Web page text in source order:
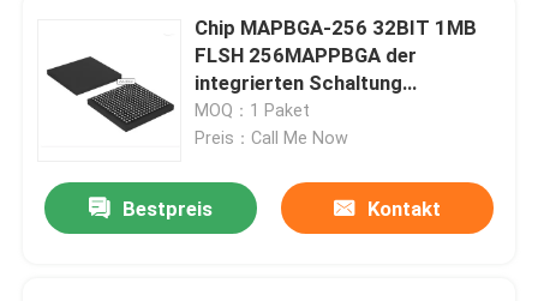
Chip MAPBGA-256 32BIT 1MB
FLSH 256MAPPBGA der
integrierten Schaltung
MK70FN1M0VMJ12
MOQ：1 Paket
Preis：Call Me Now
Bestpreis Kontakt